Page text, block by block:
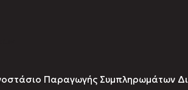
Παραγωγής Συμπληρωμάτων